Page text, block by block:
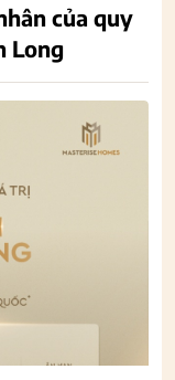
của quy
Long